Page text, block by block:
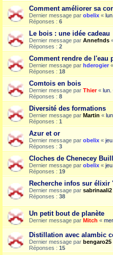
Comment améliorer sa
Dernier message par obelix «
Réponses : 6
Le bois : une idée cadeau
Dernier message par Annefnds
Réponses : 2
Comment rendre de l'eau
Dernier message par hderogier «
Réponses : 18
Comtois en bois
Dernier message par Thier« lun.
Réponses : 8
Diversité des formations
Dernier message par Martin «
Réponses : 1
Azur et or
Dernier message par obelix «
Réponses : 3
Cloches de Chenecey
Dernier message par obelix «
Réponses : 19
Recherche infos sur élixir
Dernier message par sabrinaali2
Réponses : 38
Un petit bout de planète
Dernier message par Mitch «
Distillation avec alambic
Dernier message par bengaro25
Réponses : 15